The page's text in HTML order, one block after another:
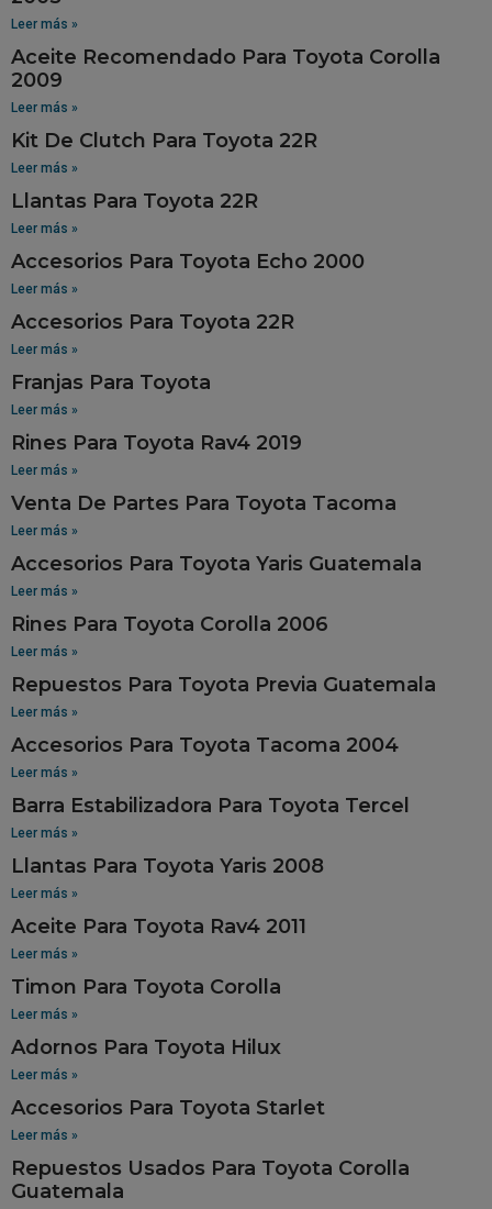
Leer más »
Aceite Recomendado Para Toyota Corolla
2009
Leer más »
Kit De Clutch Para Toyota 22R
Leer más »
Llantas Para Toyota 22R
Leer más »
Accesorios Para Toyota Echo 2000
Leer más »
Accesorios Para Toyota 22R
Leer más »
Franjas Para Toyota
Leer más »
Rines Para Toyota Rav4 2019
Leer más »
Venta De Partes Para Toyota Tacoma
Leer más »
Accesorios Para Toyota Yaris Guatemala
Leer más »
Rines Para Toyota Corolla 2006
Leer más »
Repuestos Para Toyota Previa Guatemala
Leer más »
Accesorios Para Toyota Tacoma 2004
Leer más »
Barra Estabilizadora Para Toyota Tercel
Leer más »
Llantas Para Toyota Yaris 2008
Leer más »
Aceite Para Toyota Rav4 2011
Leer más »
Timon Para Toyota Corolla
Leer más »
Adornos Para Toyota Hilux
Leer más »
Accesorios Para Toyota Starlet
Leer más »
Repuestos Usados Para Toyota Corolla
Guatemala